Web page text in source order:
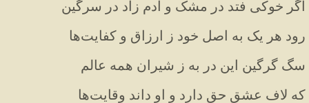
اگر خوکی فتد در مشک و آدم زاد در سرگین
رود هر یک به اصل خود ز ارزاق و کفایتها
سگ گرگین این در به ز شیران همه عالم
که لاف عشق حق دارد و او داند وقایتها